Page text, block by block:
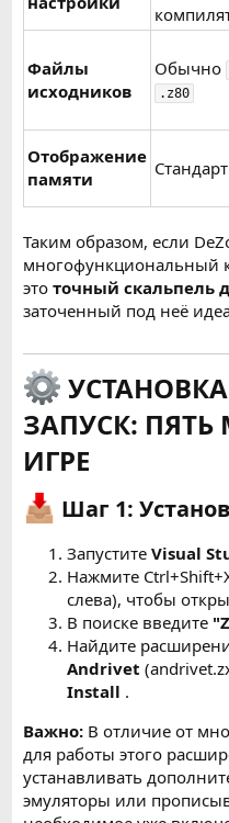
Файлы
исходников
Обычно
.z80
Отображение
памяти
Таким образом, если
многофункциональный
этоточный скальпель
заточенный под неё
ЗАПУСК:
ИГРЕ
Шаг 1:
ЗапуститеVisual
Нажмите
слева), чтобы
В поиске введите
Найдите
Andrivet
Install .
Важно: В отличие от
для работы этого
устанавливать
эмуляторы или